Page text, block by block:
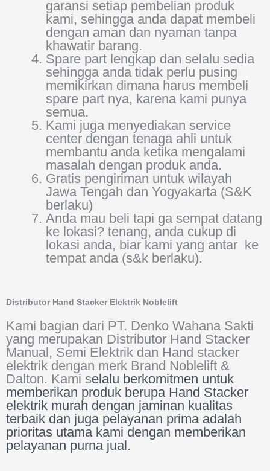
garansi setiap pembelian produk
kami, sehingga anda dapat membeli
dengan aman dan nyaman tanpa
khawatir barang.
Spare part lengkap dan selalu sedia
sehingga anda tidak perlu pusing
memikirkan dimana harus membeli
spare part nya, karena kami punya
semua.
Kami juga menyediakan service
center dengan tenaga ahli untuk
membantu anda ketika mengalami
masalah dengan produk anda.
Gratis pengiriman untuk wilayah
Jawa Tengah dan Yogyakarta (S&K
berlaku)
Anda mau beli tapi ga sempat datang
ke lokasi? tenang, anda cukup di
lokasi anda, biar kami yang antar ke
tempat anda (s&k berlaku).
Distributor Hand Stacker Elektrik Noblelift
Kami bagian dari PT. Denko Wahana Sakti
yang merupakan Distributor Hand Stacker
Manual, Semi Elektrik dan Hand stacker
elektrik dengan merk Brand Noblelift &
Dalton. Kami selalu berkomitmen untuk
memberikan produk berupa Hand Stacker
elektrik murah dengan jaminan kualitas
terbaik dan juga pelayanan prima adalah
prioritas utama kami dengan memberikan
pelayanan purna jual.